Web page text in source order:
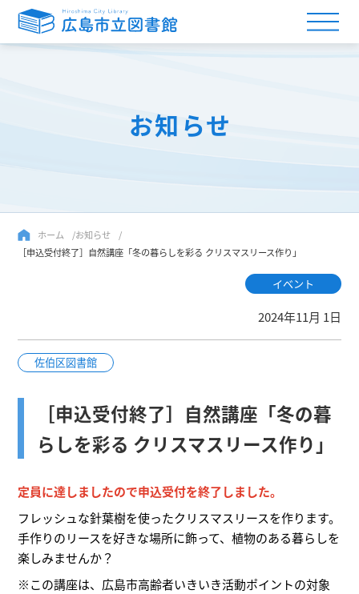
お知らせ
ホーム
お知らせ
［申込受付終了］自然講座「冬の暮らしを彩る クリスマスリース作り」
イベント
2024年11月 1日
佐伯区図書館
［申込受付終了］自然講座「冬の暮
らしを彩る クリスマスリース作り」
定員に達しましたので申込受付を終了しました。
フレッシュな針葉樹を使ったクリスマスリースを作ります。
手作りのリースを好きな場所に飾って、植物のある暮らしを
楽しみませんか？
※この講座は、広島市高齢者いきいき活動ポイントの対象